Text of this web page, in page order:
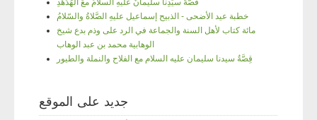
خطبة عيد الأضحى - الذبيح إسماعيل عليهِ الصَّلاةُ والسّلامُ
مائة كتاب لأهل السنة والجماعة في الرد على وذم بدع شيخ
الوهابية محمد بن عبد الوهاب
قِصَّةُ سيدنا سليمان عليه السلام مع الفلاح والنملة والطيور
جديد على الموقع